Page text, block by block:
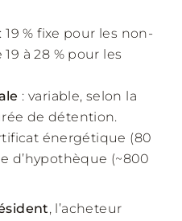
: 19 % fixe pour les non-
à 28 % pour les
: variable, selon la
de détention.
énergétique (80
d’hypothèque (~800
, l’acheteur